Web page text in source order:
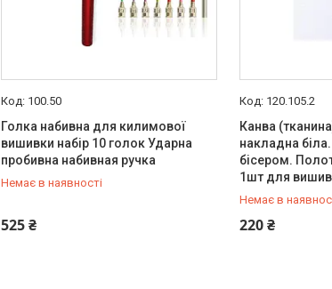
100.50
Голка набивна для килимової
вишивки набір 10 голок Ударна
пробивна набивная ручка
Немає в наявності
525 ₴
+380 (67) 647-30-00
120.105.2
Канва
накладна
бісером.
1шт для
Немає в
220 ₴
+380 (67) 647-